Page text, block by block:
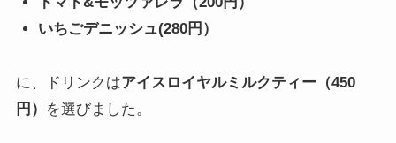
いちごデニッシュ(280円）
に、ドリンクはアイスロイヤルミルクティー（450
円）
を選びました。